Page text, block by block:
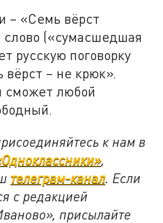
– «Семь вёрст
(«сумасшедшая
русскую поговорку
– не крюк».
сможет любой
к нам в
,
телеграм-канал. Если
с редакцией
присылайте